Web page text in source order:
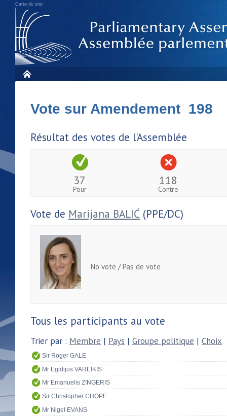
Carte du site
Vote sur Amendement 198
Résultat des votes de l'Assemblée
37
Pour
118
Contre
Vote de Marijana BALIĆ (PPE/DC)
No vote / Pas de vote
Tous les participants au vote
Trier par : Membre | Pays | Groupe politique | Choix
Sir Roger GALE
Mr Egidijus VAREIKIS
Mr Emanuelis ZINGERIS
Sir Christopher CHOPE
Mr Nigel EVANS